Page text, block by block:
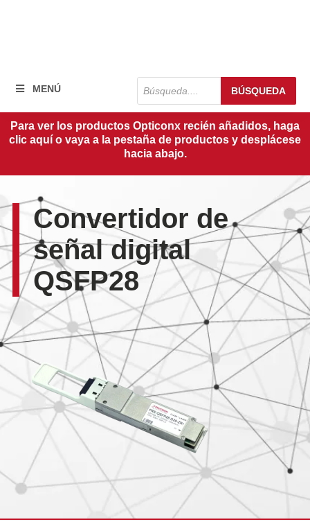
MENÚ
Búsqueda
de
productos
BÚSQUEDA
Para ver los productos Opticonx recién añadidos, haga
clic aquí o vaya a la pestaña de productos y desplácese
hacia abajo.
Convertidor de
señal digital
QSFP28